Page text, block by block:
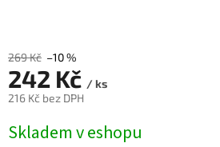
269 Kč –10 %
242 Kč / ks
216 Kč bez DPH
cena:
Skladem v eshopu